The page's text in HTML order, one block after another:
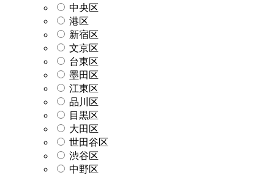
中央区
港区
新宿区
文京区
台東区
墨田区
江東区
品川区
目黒区
大田区
世田谷区
渋谷区
中野区